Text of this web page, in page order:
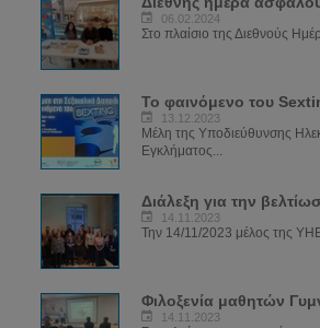
06.02.2024
Στο πλαίσιο της Διεθνούς
Το φαινόμενο του
13.12.2023
Μέλη της Υποδιεύθυνσης
Εγκλήματος...
14.11.2023
Την 14/11/2023 μέλος της ΥΗΕ
14.11.2023